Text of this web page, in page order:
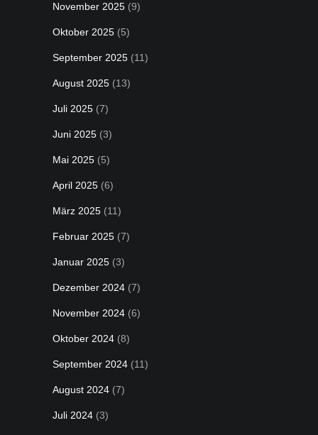
November 2025 (9)
Oktober 2025 (5)
September 2025 (11)
August 2025 (13)
Juli 2025 (7)
Juni 2025 (3)
Mai 2025 (5)
April 2025 (6)
März 2025 (11)
Februar 2025 (7)
Januar 2025 (3)
Dezember 2024 (7)
November 2024 (6)
Oktober 2024 (8)
September 2024 (11)
August 2024 (7)
Juli 2024 (3)